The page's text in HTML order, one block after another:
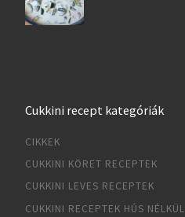
Cukkini recept kategóriák
CIKKEK
CUKKINI KÖRET RECEPTEK
CUKKINI LEVES RECEPTEK
CUKKINI RECEPTEK HÚS NÉLKÜL